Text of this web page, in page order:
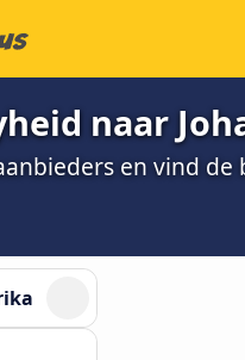
naar
en vind de